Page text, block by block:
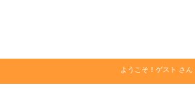
ようこそ！ ゲスト さん